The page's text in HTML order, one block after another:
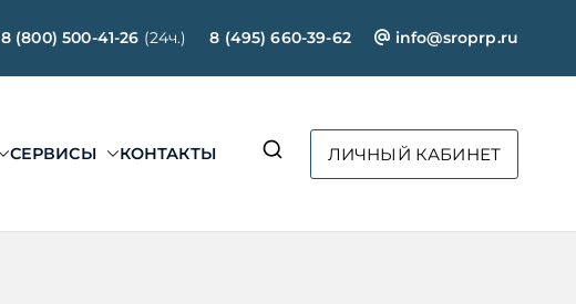
8 (800) 500-41-26 (24ч.)8 (495) 660-39-62 info@sroprp.ru
СЕРВИСЫ КОНТАКТЫ ЛИЧНЫЙ КАБИНЕТ